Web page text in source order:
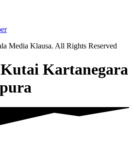
Media Klausa. All Rights Reserved
Kartanegara